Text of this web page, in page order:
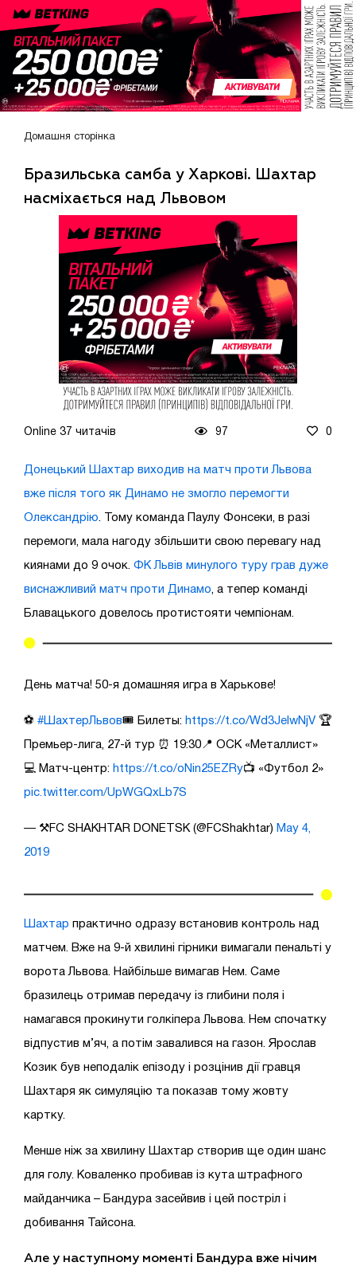
Домашня сторінка
Бразильська самба у Харкові. Шахтар
насміхається над Львовом
Online 37 читачів 97 0
Донецький Шахтар виходив на матч проти Львова
вже після того як Динамо не змогло перемогти
Олександрію . Тому команда Паулу Фонсеки, в разі
перемоги, мала нагоду збільшити свою перевагу над
киянами до 9 очок. ФК Львів минулого туру грав дуже
виснажливий матч проти Динамо , а тепер команді
Блавацького довелось протистояти чемпіонам.
День матча! 50-я домашняя игра в Харькове!
⚽ #ШахтерЛьвов🎟 Билеты: https://t.co/Wd3JelwNjV 🏆
Премьер-лига, 27-й тур ⏰ 19:30📍 ОСК «Металлист»
💻 Матч-центр: https://t.co/oNin25EZRy📺 «Футбол 2»
pic.twitter.com/UpWGQxLb7S
— ⚒FC SHAKHTAR DONETSK (@FCShakhtar) May 4,
2019
Шахтар практично одразу встановив контроль над
матчем. Вже на 9-й хвилині гірники вимагали пенальті у
ворота Львова. Найбільше вимагав Нем. Саме
бразилець отримав передачу із глибини поля і
намагався прокинути голкіпера Львова. Нем спочатку
відпустив м’яч, а потім завалився на газон. Ярослав
Козик був неподалік епізоду і розцінив дії гравця
Шахтаря як симуляцію та показав тому жовту
картку.
Менше ніж за хвилину Шахтар створив ще один шанс
для голу. Коваленко пробивав із кута штрафного
майданчика – Бандура засейвив і цей постріл і
добивання Тайсона.
Але у наступному моменті Бандура вже нічим